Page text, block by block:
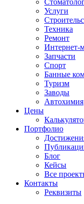
Услуги
Техника
Ремонт
Интернет-
Запчасти
Спорт
Банные
Туризм
Заводы
Автохимия
Цены
Портфолио
Блог
Кейсы
Все
Контакты
Реквизиты